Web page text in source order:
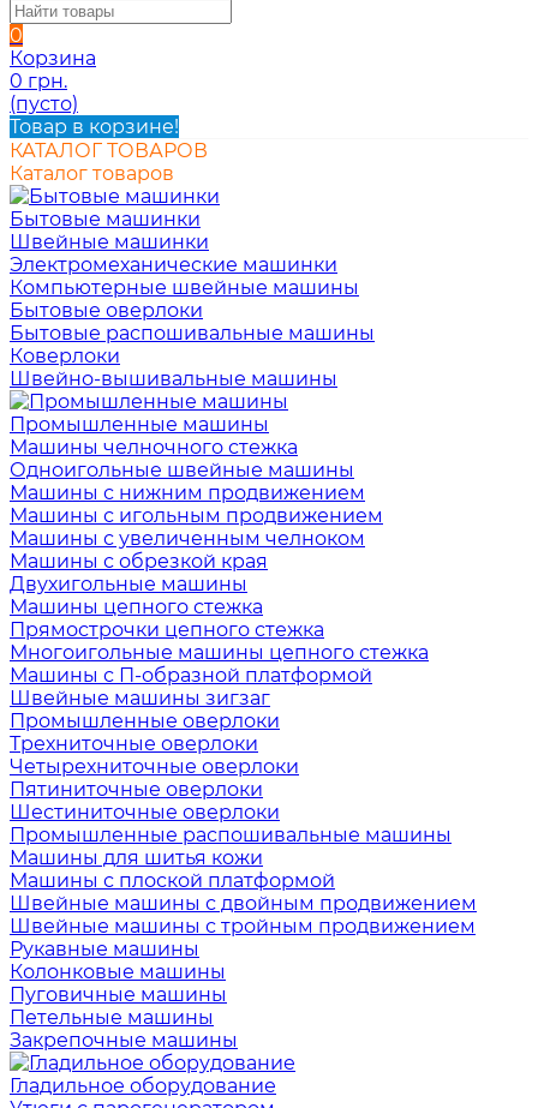
0
Корзина
0 грн.
(пусто)
Товар в корзине!
КАТАЛОГ ТОВАРОВ
Каталог товаров
Бытовые машинки
Швейные машинки
Электромеханические машинки
Компьютерные швейные машины
Бытовые оверлоки
Бытовые распошивальные машины
Коверлоки
Швейно-вышивальные машины
Промышленные машины
Машины челночного стежка
Одноигольные швейные машины
Машины с нижним продвижением
Машины с игольным продвижением
Машины с увеличенным челноком
Машины с обрезкой края
Двухигольные машины
Машины цепного стежка
Прямострочки цепного стежка
Многоигольные машины цепного стежка
Машины с П-образной платформой
Швейные машины зигзаг
Промышленные оверлоки
Трехниточные оверлоки
Четырехниточные оверлоки
Пятиниточные оверлоки
Шестиниточные оверлоки
Промышленные распошивальные машины
Машины для шитья кожи
Машины с плоской платформой
Швейные машины с двойным продвижением
Швейные машины с тройным продвижением
Рукавные машины
Колонковые машины
Пуговичные машины
Петельные машины
Закрепочные машины
Гладильное оборудование